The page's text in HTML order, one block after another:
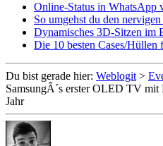
Online-Status in WhatsApp
So umgehst du den
Dynamisches 3D-Sitzen im
Die 10 besten Cases/Hüllen
Du bist gerade hier: Weblogit >
SamsungÂ´s erster OLED TV
Jahr